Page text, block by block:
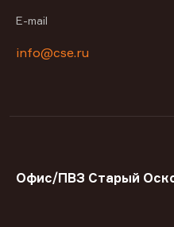
E-mail
info@cse.ru
Офис/ПВЗ Старый